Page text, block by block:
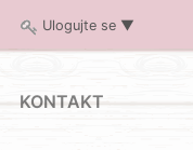
Ulogujte se ▼
KONTAKT